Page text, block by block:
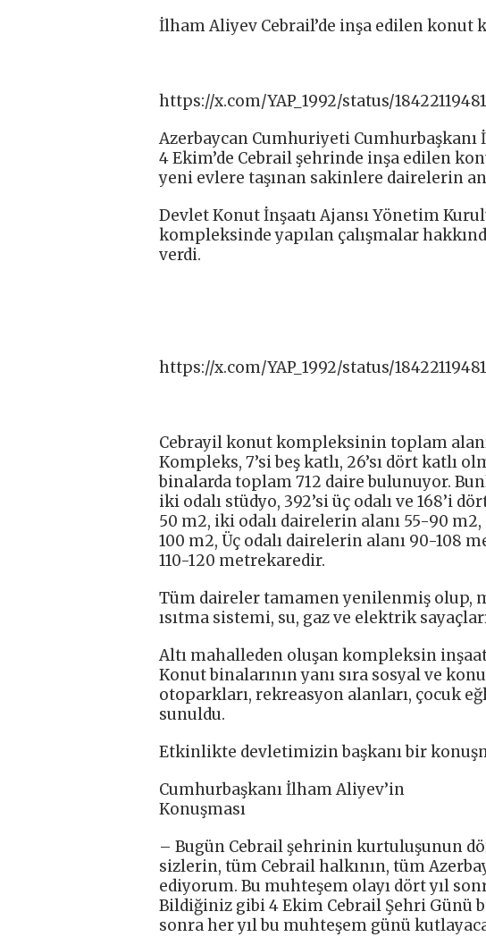
İlham Aliyev Cebrail’de inşa edilen konut
https://x.com/YAP_1992/status/
Azerbaycan Cumhuriyeti
4 Ekim’de Cebrail şehrinde inşa edilen
yeni evlere taşınan sakinlere dairelerin
Devlet Konut İnşaatı Ajansı Yönetim
kompleksinde yapılan çalışmalar
verdi.
https://x.com/YAP_1992/status/
Cebrayil konut kompleksinin toplam
Kompleks, 7’si beş katlı, 26’sı dört katlı
binalarda toplam 712 daire bulunuyor.
iki odalı stüdyo, 392’si üç odalı ve 168’i
50 m2, iki odalı dairelerin alanı 55-90
100 m2, Üç odalı dairelerin alanı 90-108
110-120 metrekaredir.
Tüm daireler tamamen yenilenmiş olup,
ısıtma sistemi, su, gaz ve elektrik
Altı mahalleden oluşan kompleksin
Konut binalarının yanı sıra sosyal ve
otoparkları, rekreasyon alanları, çocuk
sunuldu.
Etkinlikte devletimizin başkanı bir
Cumhurbaşkanı İlham Aliyev’in
Konuşması
– Bugün Cebrail şehrinin kurtuluşunun
sizlerin, tüm Cebrail halkının, tüm
ediyorum. Bu muhteşem olayı dört yıl
Bildiğiniz gibi 4 Ekim Cebrail Şehri Günü
sonra her yıl bu muhteşem günü